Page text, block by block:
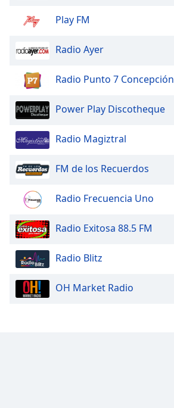
dialog
window.
Escape
cancel
window.
Text
Color
Opacity
Text
Color
Opacity
Play FM
Radio Ayer
Radio Punto 7 Concepción
Power Play Discotheque
Radio Magiztral
FM de los Recuerdos
Radio Frecuencia Uno
Radio Exitosa 88.5 FM
Radio Blitz
OH Market Radio